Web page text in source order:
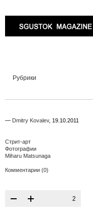
Рубрики
— Dmitry Kovalev, 19.10.2011
Стрит-арт
Фотографии
Miharu Matsunaga
Комментарии (0)
2